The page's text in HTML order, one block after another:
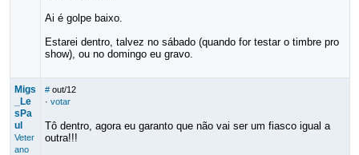
Ai é golpe baixo.
Estarei dentro, talvez no sábado (quando for testar o timbre pro
show), ou no domingo eu gravo.
Migs
_Le
sPa
ul
Veter
ano
# out/12
· votar
Tô dentro, agora eu garanto que não vai ser um fiasco igual a
outra!!!